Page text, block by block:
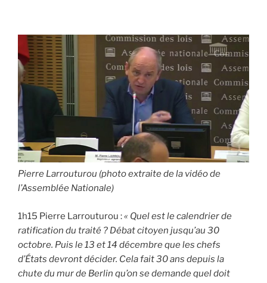
Pierre Larrouturou (photo extraite de la vidéo de
l’Assemblée Nationale)
1h15 Pierre Larrouturou :« Quel est le calendrier de
ratification du traité ? Débat citoyen jusqu’au 30
octobre. Puis le 13 et 14 décembre que les chefs
d’États devront décider. Cela fait 30 ans depuis la
chute du mur de Berlin qu’on se demande quel doit